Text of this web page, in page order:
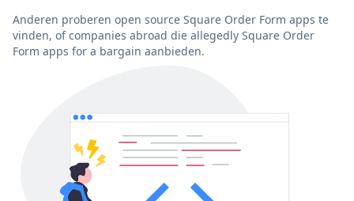
Anderen proberen open source Square Order Form apps te
vinden, of companies abroad die allegedly Square Order
Form apps for a bargain aanbieden.